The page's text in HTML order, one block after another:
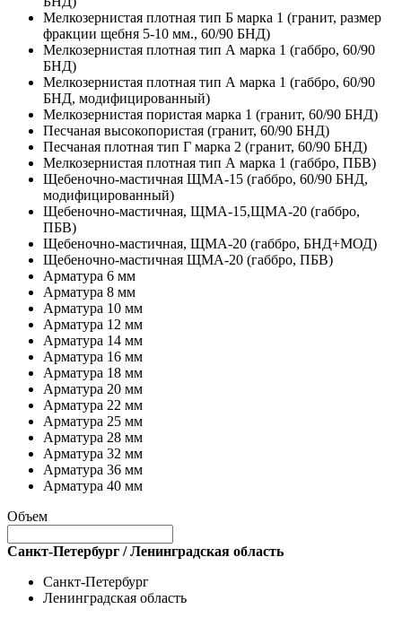
Мелкозернистая плотная тип Б марка 1 (гранит, размер
фракции щебня 5-10 мм., 60/90 БНД)
Мелкозернистая плотная тип А марка 1 (габбро, 60/90
БНД)
Мелкозернистая плотная тип А марка 1 (габбро, 60/90
БНД, модифицированный)
Мелкозернистая пористая марка 1 (гранит, 60/90 БНД)
Песчаная высокопористая (гранит, 60/90 БНД)
Песчаная плотная тип Г марка 2 (гранит, 60/90 БНД)
Мелкозернистая плотная тип А марка 1 (габбро, ПБВ)
Щебеночно-мастичная ЩМА-15 (габбро, 60/90 БНД,
модифицированный)
Щебеночно-мастичная, ЩМА-15,ЩМА-20 (габбро,
ПБВ)
Щебеночно-мастичная, ЩМА-20 (габбро, БНД+МОД)
Щебеночно-мастичная ЩМА-20 (габбро, ПБВ)
Арматура 6 мм
Арматура 8 мм
Арматура 10 мм
Арматура 12 мм
Арматура 14 мм
Арматура 16 мм
Арматура 18 мм
Арматура 20 мм
Арматура 22 мм
Арматура 25 мм
Арматура 28 мм
Арматура 32 мм
Арматура 36 мм
Арматура 40 мм
Объем
Санкт-Петербург / Ленинградская область
Санкт-Петербург
Ленинградская область